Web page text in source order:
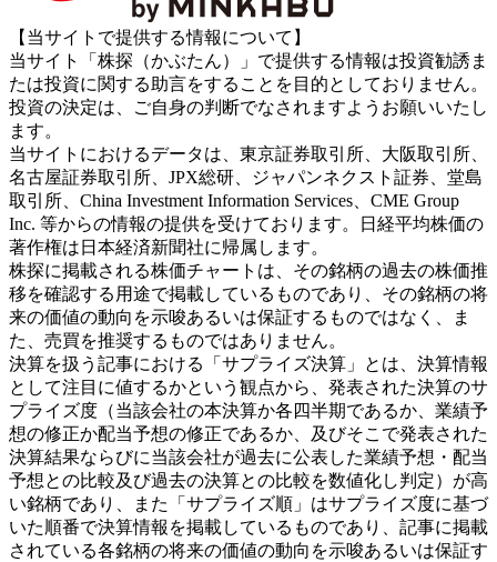
【当サイトで提供する情報について】
当サイト「株探（かぶたん）」で提供する情報は投資勧誘ま
たは投資に関する助言をすることを目的としておりません。
投資の決定は、ご自身の判断でなされますようお願いいたし
ます。
当サイトにおけるデータは、東京証券取引所、大阪取引所、
名古屋証券取引所、JPX総研、ジャパンネクスト証券、堂島
取引所、China Investment Information Services、CME Group
Inc. 等からの情報の提供を受けております。日経平均株価の
著作権は日本経済新聞社に帰属します。
株探に掲載される株価チャートは、その銘柄の過去の株価推
移を確認する用途で掲載しているものであり、その銘柄の将
来の価値の動向を示唆あるいは保証するものではなく、ま
た、売買を推奨するものではありません。
決算を扱う記事における「サプライズ決算」とは、決算情報
として注目に値するかという観点から、発表された決算のサ
プライズ度（当該会社の本決算か各四半期であるか、業績予
想の修正か配当予想の修正であるか、及びそこで発表された
決算結果ならびに当該会社が過去に公表した業績予想・配当
予想との比較及び過去の決算との比較を数値化し判定）が高
い銘柄であり、また「サプライズ順」はサプライズ度に基づ
いた順番で決算情報を掲載しているものであり、記事に掲載
されている各銘柄の将来の価値の動向を示唆あるいは保証す